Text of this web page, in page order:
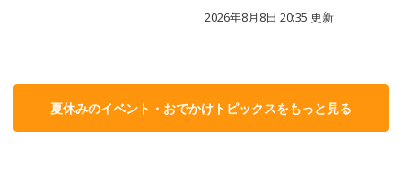
2026年8月8日 20:35 更新
夏休みのイベント・おでかけトピックスをもっと見る